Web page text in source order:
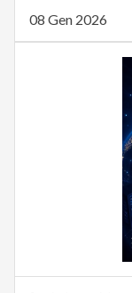
08 Gen 2026